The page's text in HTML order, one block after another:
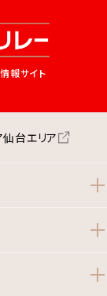
報サイト
仙台エリア